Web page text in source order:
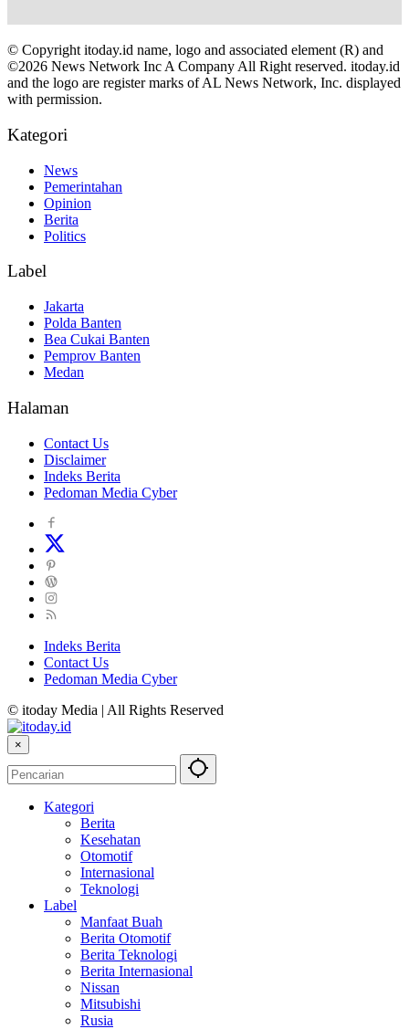
© Copyright itoday.id name, logo and associated element (R) and
©2026 News Network Inc A Company All Right reserved. itoday.id
and the logo are register marks of AL News Network, Inc. displayed
with permission.
Kategori
News
Pemerintahan
Opinion
Berita
Politics
Label
Jakarta
Polda Banten
Bea Cukai Banten
Pemprov Banten
Medan
Halaman
Contact Us
Disclaimer
Indeks Berita
Pedoman Media Cyber
Indeks Berita
Contact Us
Pedoman Media Cyber
© itoday Media | All Rights Reserved
×
Kategori
Berita
Kesehatan
Otomotif
Internasional
Teknologi
Label
Manfaat Buah
Berita Otomotif
Berita Teknologi
Berita Internasional
Nissan
Mitsubishi
Rusia